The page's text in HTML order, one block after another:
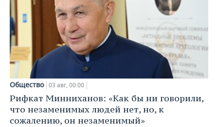
Общество 03 авг, 00:00
Рифкат Минниханов: «Как бы ни говорили,
что незаменимых людей нет, но, к
сожалению, он незаменимый»